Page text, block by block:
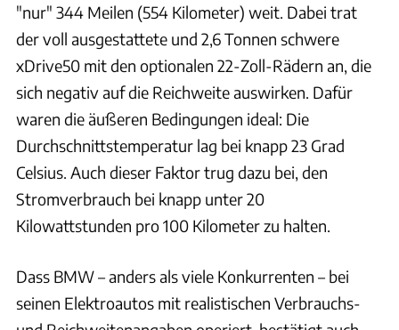
"nur" 344 Meilen (554 Kilometer) weit. Dabei trat
der voll ausgestattete und 2,6 Tonnen schwere
xDrive50 mit den optionalen 22-Zoll-Rädern an, die
sich negativ auf die Reichweite auswirken. Dafür
waren die äußeren Bedingungen ideal: Die
Durchschnittstemperatur lag bei knapp 23 Grad
Celsius. Auch dieser Faktor trug dazu bei, den
Stromverbrauch bei knapp unter 20
Kilowattstunden pro 100 Kilometer zu halten.
Dass BMW – anders als viele Konkurrenten – bei
seinen Elektroautos mit realistischen Verbrauchs-